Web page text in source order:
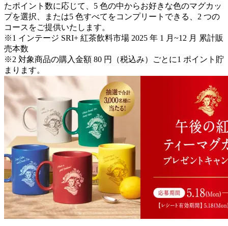
たポイント数に応じて、5 色の中からお好きな色のマグカッ
プを選択、または5 色すべてをコンプリートできる、2 つの
コースをご提供いたします。
※1 インテージ SRI+ 紅茶飲料市場 2025 年 1 月~12 月 累計販
売本数
※2 対象商品の購入金額 80 円（税込み）ごとに1 ポイント貯
まります。